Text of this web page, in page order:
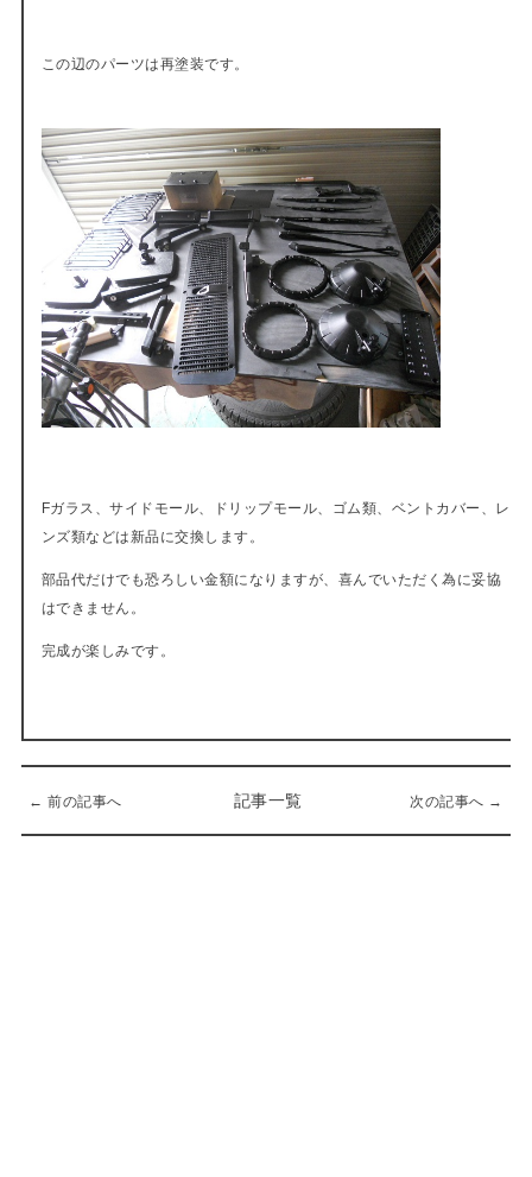
この辺のパーツは再塗装です。
Fガラス、サイドモール、ドリップモール、ゴム類、ベントカバー、レ
ンズ類などは新品に交換します。
部品代だけでも恐ろしい金額になりますが、喜んでいただく為に妥協
はできません。
完成が楽しみです。
← 前の記事へ 記事一覧 次の記事へ →